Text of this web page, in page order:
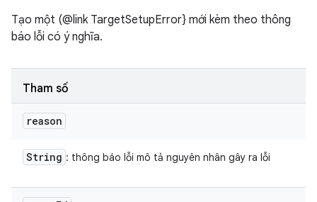
Tạo một (@link TargetSetupError} mới kèm theo thông
báo lỗi có ý nghĩa.
Tham số
reason
String : thông báo lỗi mô tả nguyên nhân gây ra lỗi